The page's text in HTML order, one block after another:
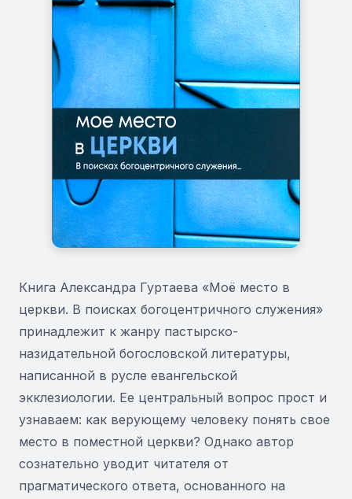
Книга Александра Гуртаева «Моё место в
церкви. В поисках богоцентричного служения»
принадлежит к жанру пастырско-
назидательной богословской литературы,
написанной в русле евангельской
экклезиологии. Ее центральный вопрос прост и
узнаваем: как верующему человеку понять свое
место в поместной церкви? Однако автор
сознательно уводит читателя от
прагматического ответа, основанного на